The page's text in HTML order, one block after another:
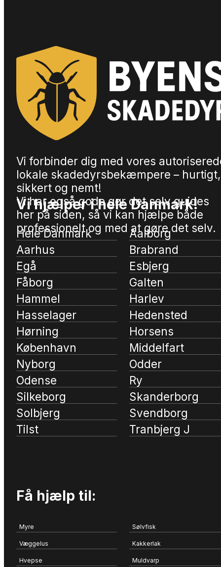
Vi forbinder dig med vores
lokale skadedyrsbekæmpere – hurtigt,
sikkert og nemt!
Vi har også gode gør det selv guides
her på siden, så vi kan hjælpe både
professionelt og med at gøre det selv.
Vi hjælper i hele Danmark!
Hele Danmark
Aalborg
Aarhus
Brabrand
Egå
Esbjerg
Fåborg
Galten
Hammel
Harlev
Hasselager
Hedensted
Hørning
Horsens
København
Middelfart
Nyborg
Odder
Odense
Ry
Silkeborg
Skanderborg
Solbjerg
Svendborg
Tilst
Tranbjerg J
Få hjælp til:
Myre Sølvfisk
Væggelus Kakkerlak
Hvepse Muldvarp